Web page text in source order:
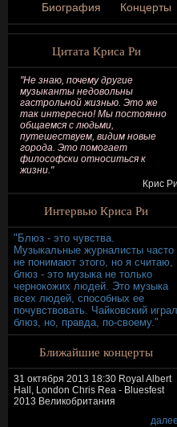
Биография Концерты
Цитата Криса Ри
"Не знаю, почему другие
музыканты недовольны
гастрольной жизнью. Это же
так интересно! Мы постоянно
общаемся с людьми,
путешествуем, видим новые
города. Это помогает
философски относиться к
жизни."
Крис Ри
Интервью Криса Ри
"Блюз - это чувства.
Музыкальные журналисты часто
не понимают этого, но я считаю,
блюз - это музыка не только
чернокожих людей. Это музыка
всех людей, способных ее
почувствовать. Чайковский играл
блюз, но, правда, по-своему."
Ближайшие концерты
31 октября 2013 18:30 Royal Albert
Hall, London Chris Rea - Bluesfest
2013 Великобритания
далее